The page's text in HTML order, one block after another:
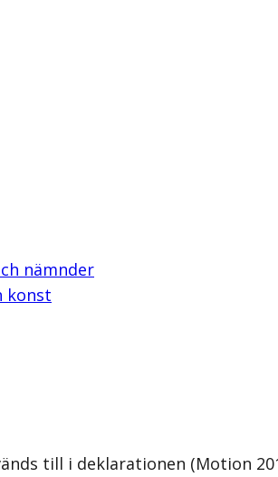
nämnder
konst
till i deklarationen (Motion